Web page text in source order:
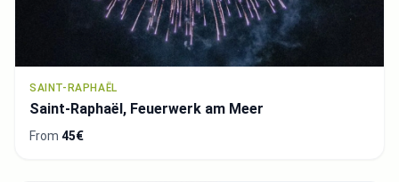
SAINT-RAPHAËL
Saint-Raphaël, Feuerwerk am Meer
From 45€